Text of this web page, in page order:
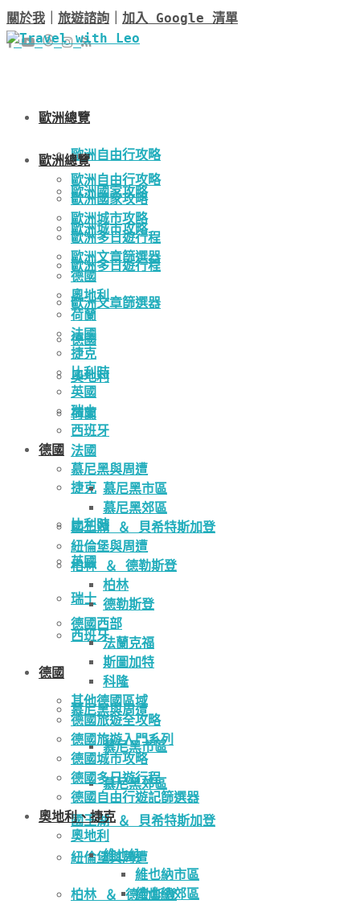
關於我 旅遊諮詢 加入 Google 清單
歐洲總覽
歐洲自由行攻略
歐洲國家攻略
歐洲城市攻略
歐洲多日遊行程
歐洲文章篩選器
德國
奧地利
荷蘭
法國
捷克
比利時
英國
瑞士
西班牙
德國
慕尼黑與周遭
慕尼黑市區
慕尼黑郊區
國王湖 ＆ 貝希特斯加登
紐倫堡與周遭
柏林 ＆ 德勒斯登
歐洲總覽
歐洲自由行攻略
歐洲國家攻略
歐洲城市攻略
歐洲多日遊行程
歐洲文章篩選器
德國
奧地利
荷蘭
法國
捷克
比利時
英國
瑞士
西班牙
德國
慕尼黑與周遭
慕尼黑市區
慕尼黑郊區
國王湖 ＆ 貝希特斯加登
紐倫堡與周遭
柏林 ＆ 德勒斯登
柏林
德勒斯登
德國西部
法蘭克福
斯圖加特
科隆
其他德國區域
德國旅遊全攻略
德國旅遊入門系列
德國城市攻略
德國多日遊行程
德國自由行遊記篩選器
奧地利、捷克
奧地利
維也納
維也納市區
維也納郊區